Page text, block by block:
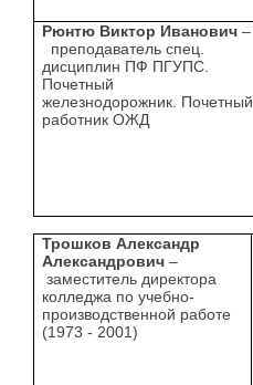
Рюнтю Виктор Иванович –
преподаватель спец.
дисциплин ПФ ПГУПС.
Почетный
железнодорожник. Почетный
работник ОЖД
Трошков Александр
Александрович –
заместитель директора
колледжа по учебно-
производственной работе
(1973 - 2001)